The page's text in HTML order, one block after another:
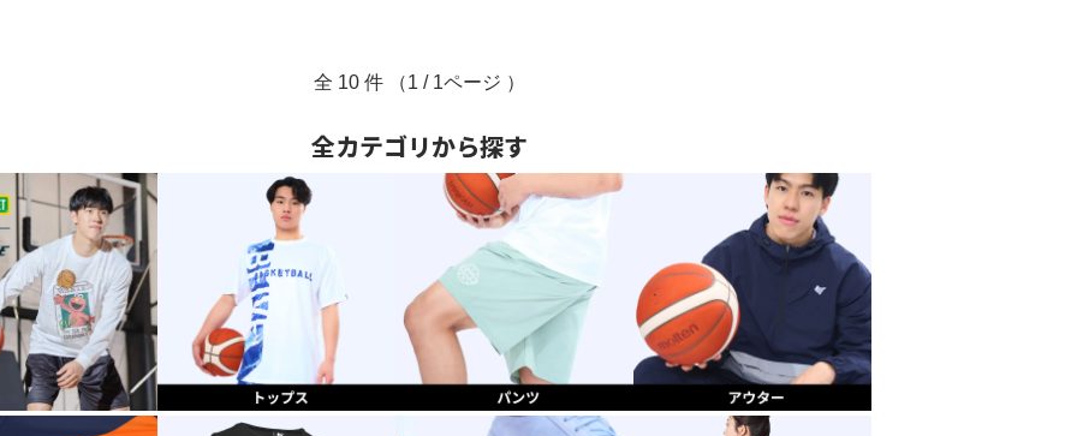
全 10件 （1 / 1ページ ）
全カテゴリから探す